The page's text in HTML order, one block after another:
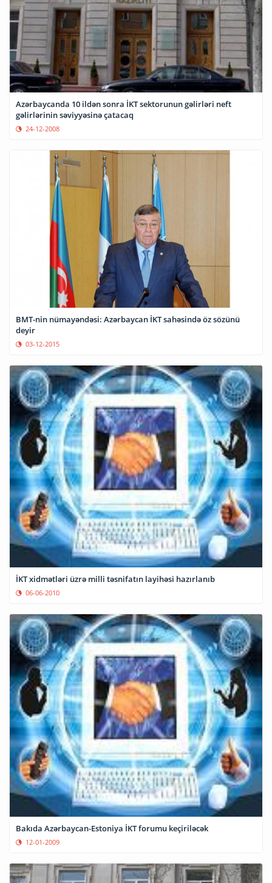
Azərbaycanda 10 ildən sonra İKT sektorunun gəlirləri neft
gəlirlərinin səviyyəsinə çatacaq
24-12-2008
BMT-nin nümayəndəsi: Azərbaycan İKT sahəsində öz sözünü
deyir
03-12-2015
İKT xidmətləri üzrə milli təsnifatın layihəsi hazırlanıb
06-06-2010
Bakıda Azərbaycan-Estoniya İKT forumu keçiriləcək
12-01-2009